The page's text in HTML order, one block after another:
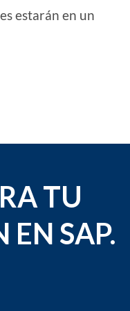
estarán en un
TU
SAP.